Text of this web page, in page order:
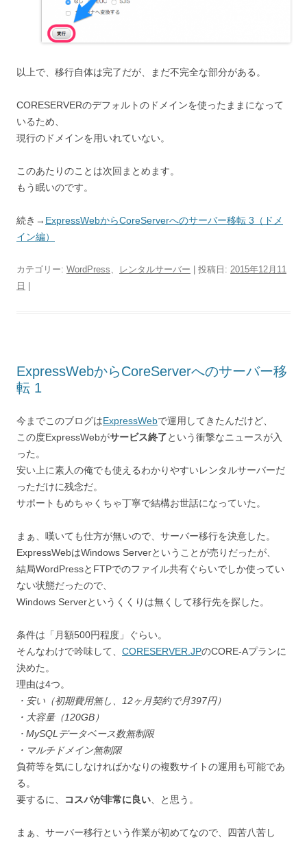
以上で、移行自体は完了だが、まだ不完全な部分がある。
CORESERVERのデフォルトのドメインを使ったままになって
いるため、
現行のドメインを用いれていない。
このあたりのことは次回まとめます。
もう眠いのです。
続き→ ExpressWebからCoreServerへのサーバー移転 3（ドメ
イン編）
カテゴリー: WordPress レンタルサーバー | 投稿日: 2015年12月11
日
ExpressWebからCoreServerへのサーバー移
転 1
今までこのブログはExpressWebで運用してきたんだけど、
この度ExpressWebがサービス終了という衝撃なニュースが入
った。
安い上に素人の俺でも使えるわかりやすいレンタルサーバーだ
っただけに残念だ。
サポートもめちゃくちゃ丁寧で結構お世話になっていた。
まぁ、嘆いても仕方が無いので、サーバー移行を決意した。
ExpressWebはWindows Serverということが売りだったが、
結局WordPressとFTPでのファイル共有ぐらいでしか使ってい
ない状態だったので、
Windows Serverというくくりは無くして移行先を探した。
条件は「月額500円程度」ぐらい。
そんなわけで吟味して、 CORESERVER.JPのCORE-Aプランに
決めた。
理由は4つ。
・安い（初期費用無し、12ヶ月契約で月397円）
・大容量（120GB）
・MySQLデータベース数無制限
・マルチドメイン無制限
負荷等を気にしなければかなりの複数サイトの運用も可能であ
る。
要するに、
コスパが非常に良い 、と思う。
まぁ、サーバー移行という作業が初めてなので、四苦八苦し